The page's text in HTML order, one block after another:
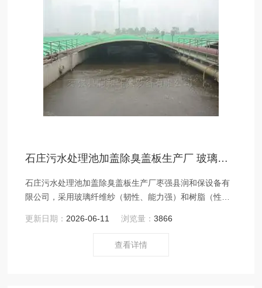
石庄污水处理池加盖除臭盖板生产厂 玻璃钢防腐设备
石庄污水处理池加盖除臭盖板生产厂枣强县润和保设备有
限公司，采用玻璃纤维纱（韧性、能力强）和树脂（性、
的性，能够在各种 不同的恶劣腐蚀性下使用。
更新日期： 2026-06-11 浏览量：3866
查看详情